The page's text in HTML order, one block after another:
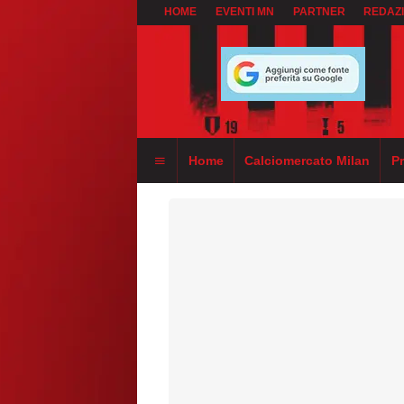
HOME EVENTI MN PARTNER
Home Calciomercato Milan